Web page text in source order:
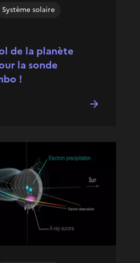
de la planète
la sonde
!
Système solaire